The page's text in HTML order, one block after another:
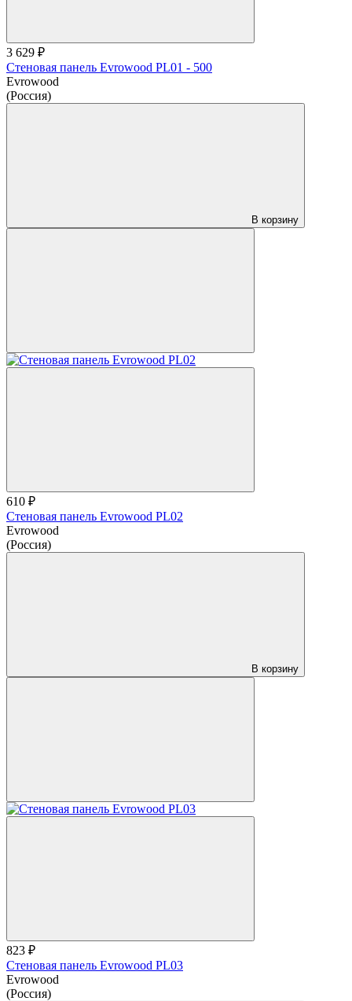
3 629 ₽
Стеновая панель Evrowood PL01 - 500
Evrowood
(Россия)
В корзину
610 ₽
Стеновая панель Evrowood PL02
Evrowood
(Россия)
В корзину
823 ₽
Стеновая панель Evrowood PL03
Evrowood
(Россия)